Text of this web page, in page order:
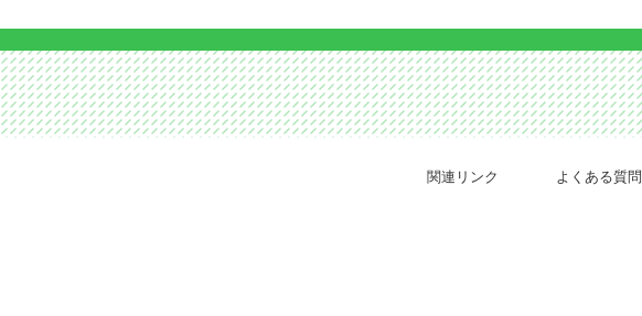
関連リンク よくある質問